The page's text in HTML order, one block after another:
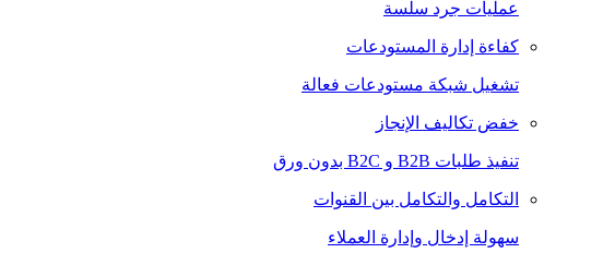
عمليات جرد سلسة
كفاءة إدارة المستودعات
تشغيل شبكة مستودعات فعالة
خفض تكاليف الإنجاز
تنفيذ طلبات B2B و B2C بدون ورق
التكامل والتكامل بين القنوات
سهولة إدخال وإدارة العملاء